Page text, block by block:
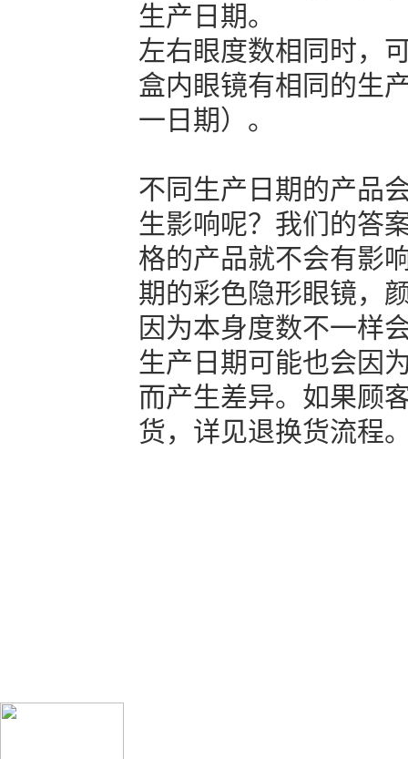
生产日期。
左右眼度数相同时，
盒内眼镜有相同的生
一日期）。
不同生产日期的产品
生影响呢？我们的答
格的产品就不会有影
期的彩色隐形眼镜，
因为本身度数不一样
生产日期可能也会因
而产生差异。如果顾
货，详见退换货流程